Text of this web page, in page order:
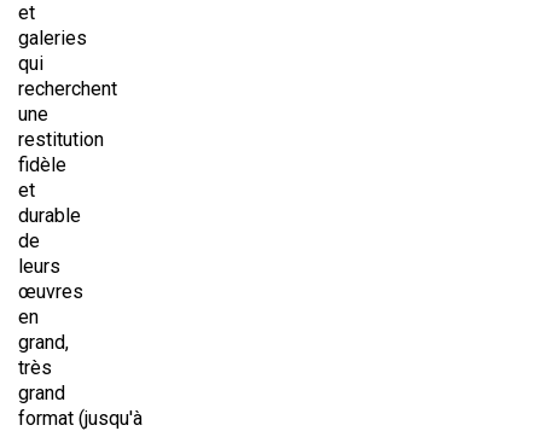
et
galeries
qui
recherchent
une
restitution
fidèle
et
durable
de
leurs
œuvres
en
grand,
très
grand
format (jusqu'à